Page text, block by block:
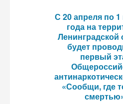
С 20 апреля по 1
года на
Ленинградской
будет
первый
«Сообщи, где